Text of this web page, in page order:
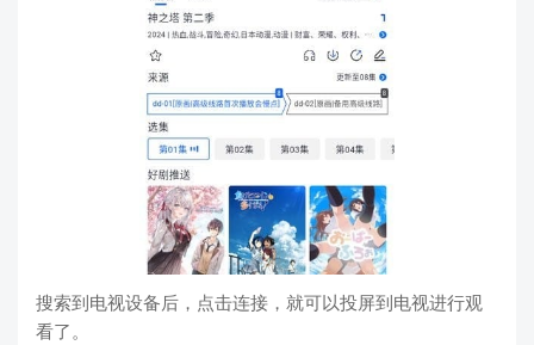
搜索到电视设备后，点击连接，就可以投屏到电视进行观
看了。